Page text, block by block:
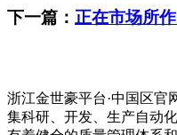
下一篇： 正在市场所
浙江金世豪平台·中国区官
集科研、开发、生产自动